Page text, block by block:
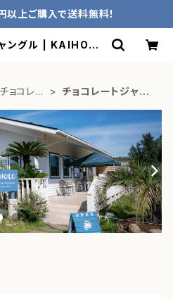
上ご購入で送料無料！
ングル | KAIHOLO
チョコレー
チョコレートジャン